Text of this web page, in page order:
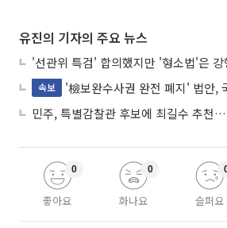
유진의 기자의 주요 뉴스
속보
'檢보완수사권 완전 폐지' 법안, 국회 본회의
좋아요
0
화나요
0
슬퍼요